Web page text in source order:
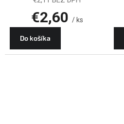
€2,60 / ks
Do košíka